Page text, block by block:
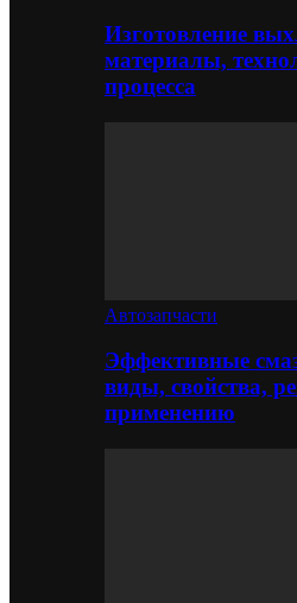
Изготовление
материалы,
процесса
Автозапчасти
Эффективные
виды, свойства,
применению